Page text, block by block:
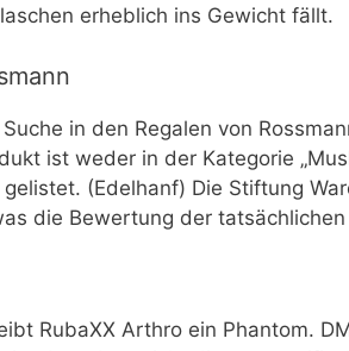
erheblich ins Gewicht fällt.
in den Regalen von
ist weder in der Kategorie
(Edelhanf) Die Stiftung
die Bewertung der
RubaXX Arthro ein Phantom.